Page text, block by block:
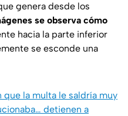
genera desde los
se observa cómo
hacia la parte inferior
se esconde una
que la multa le saldría muy
detienen a